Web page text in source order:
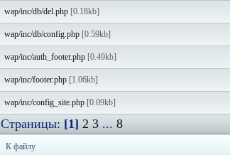
wap/inc/db/del.php [0.18kb]
wap/inc/db/config.php [0.59kb]
wap/inc/auth_footer.php [0.49kb]
wap/inc/footer.php [1.06kb]
wap/inc/config_site.php [0.09kb]
Страницы: [1] 2 3 ... 8
К файлу